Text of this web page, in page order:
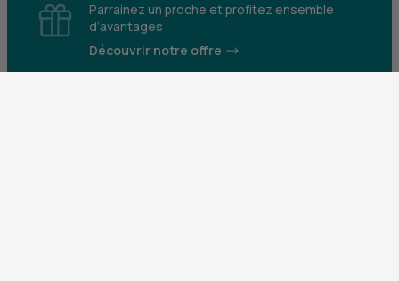
Parrainez un proche et profitez ensemble
d’avantages
Découvrir notre offre